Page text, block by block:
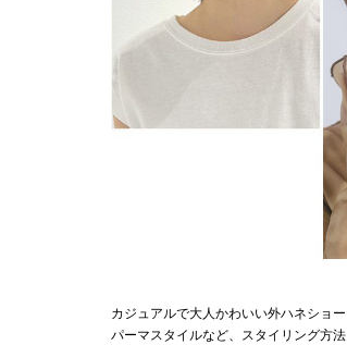
カジュアルで大人かわいい外ハネショ
パーマスタイルなど、スタイリング方法